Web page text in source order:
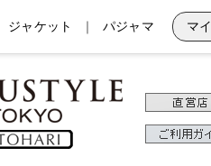
ジャケット ｜ パジャマ マ